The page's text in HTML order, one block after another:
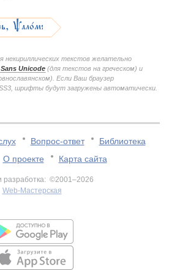
Pало1мъ
некириллических текстов желательно
Unicode (для текстов на греческом) и
Если Ваш браузер
шрифты будут загружены автоматически.
Вопрос-ответ
Библиотека
О проекте Карта сайта
разработка: ©2001–2026
Web-Мастерская